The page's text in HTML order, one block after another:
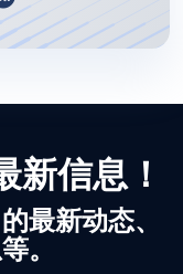
新信息！
最新动态、
。